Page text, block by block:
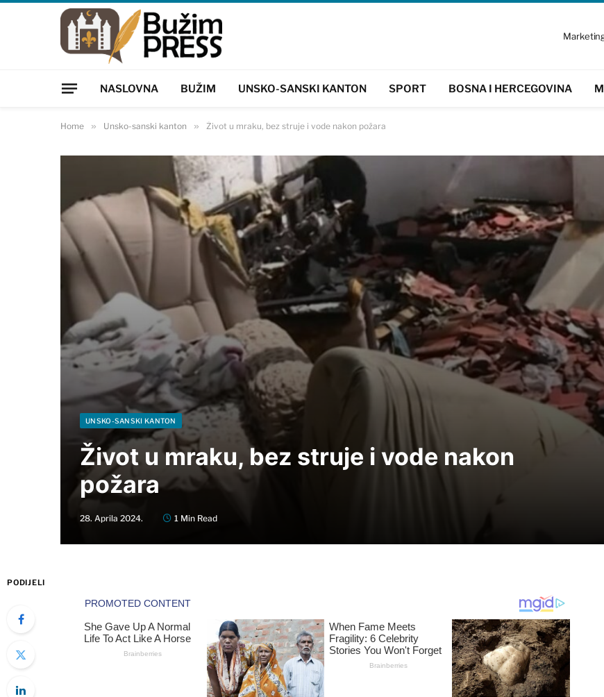
NASLOVNA BUŽIM UNSKO-SANSKI KANTON SPORT BOSNA I HERCEGOVINA
Home » Unsko-sanski kanton » Život u mraku, bez struje i vode nakon požara
UNSKO-SANSKI KANTON
Život u mraku, bez struje i vode nakon
požara
28. Aprila 2024. 1 Min Read
PODIJELI